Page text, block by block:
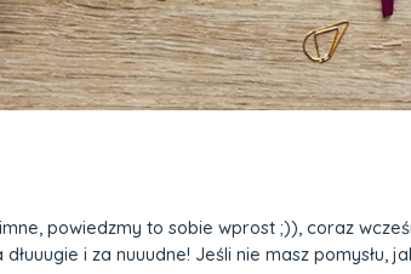
powiedzmy to sobie wprost ;)), coraz
i za nuuudne! Jeśli nie masz